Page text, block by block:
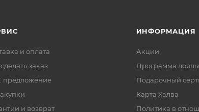
и оплата
заказ
предложение
и возврат
ИНФОРМАЦИЯ
Акции
Программа
Подарочный
Карта Халва
Политика в